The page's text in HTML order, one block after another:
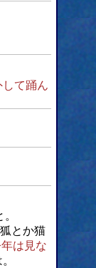
て踊ん
とか猫
は見な